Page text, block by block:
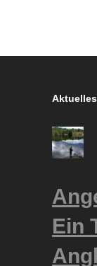
Aktuelles
Ein